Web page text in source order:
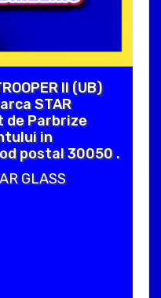
II (UB)
STAR
de Parbrize
in
postal 30050 .
GLASS